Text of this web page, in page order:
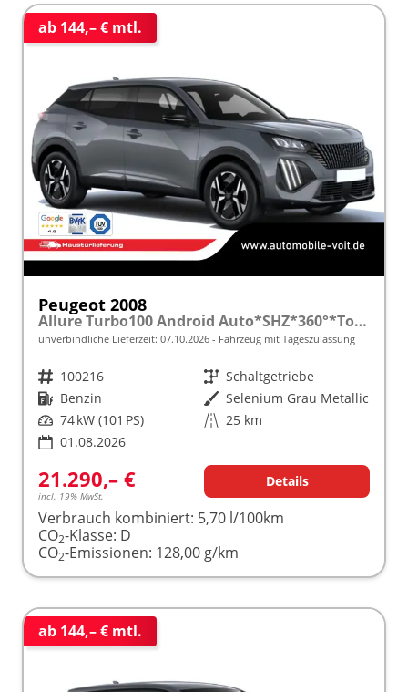
ab 144,– € mtl.
Peugeot 2008
Allure Turbo100 Android Auto*SHZ*360°*Totwinkel*Klimaauto
unverbindliche Lieferzeit: 07.10.2026 Fahrzeug mit Tageszulassung
Fahrzeugnr. 100216 Getriebe Schaltgetriebe
Kraftstoff Benzin Außenfarbe Selenium Grau Metallic
Leistung 74 kW (101 PS) Kilometerstand 25 km
01.08.2026
21.290,– €
incl. 19% MwSt.
Details
Verbrauch kombiniert: 5,70 l/100km
CO2-Klasse: D
CO2-Emissionen: 128,00 g/km
ab 144,– € mtl.